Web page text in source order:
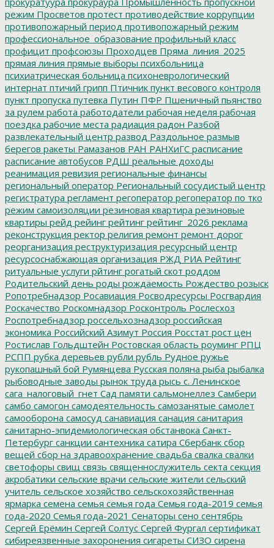
режим Просветов протест противодействие коррупции
противопожарный период противопожарный режим
профессиональное_образование профильный класс
профицит профсоюзы Проходцев Пряма_линия_2025
прямая линия прямые выборы психбольница
психиатрическая больница психоневрологический
интернат птичий грипп Птичник пункт весового контроля
пункт пропуска путевка Путин ПФР Пшеничный пьянство
за рулем работа работодатели рабочая неделя рабочая
поездка рабочие места радиация радон Разбой
развлекательный центр развод Раздольное размыв
берегов ракеты Рамазанов РАН РАНХиГС расписание
расписание автобусов РДШ реальные доходы
реанимация ревизия региональные финансы
региональный оператор Региональный сосудистый центр
регистратура регламент регоператор регоператор по тко
режим самоизоляции резиновая квартира резиновые
квартиры рейд рейинг рейтинг рейтинг_2026 реклама
реконструкция ректор религия ремонт ремонт дорог
реорганизация реструктуризация ресурсный центр
ресурсоснабжающая организация РЖД РИА Рейтинг
ритуальные услуги рйтинг рогатый скот роддом
Родительский день роды рождаемость Рождество розыск
Ропотребнадзор Росавиация Росводресурсы Росгвардия
Роскачество Роскомнадзор Росконтроль Рослесхоз
Роспотребнадзор россельхознадзор российская
экономика Российский Азимут Россия Росстат рост цен
Ростислав Гольдштейн Ростовская область роуминг РПЦ
РСПП рубка деревьев рубли рубль Рудное ружье
рукопашный бой Румянцева Русская поляна рыба рыбалка
рыбоводные заводы рынок труда рысь с. Ленинское
сага_налоговый_гнет Сад памяти сальмонеллез Самбери
самбо самогон самодеятельность самозанятые самолет
самооборона самосуд санавиация санация санитария
санитарно-эпидемиологическая обстанвока Санкт-
Петербург санкции сантехника сатира Сбербанк сбор
вещей сбор на здравоохранение свадьба свалка свалки
светофоры свищ связь священнослужитель секта секция
акробатики сельские врачи сельские жители сельский
учитель сельское хозяйство сельскохозяйственная
ярмарка семена семья семья года Семья года-2019 семья
года-2020 Семья года-2021 Сенаторы сено сентябрь
Сергей Ерёмин Сергей Солтус Сергей Фургал сертификат
сибиреязвенные захоронения сигареты СИЗО сирена